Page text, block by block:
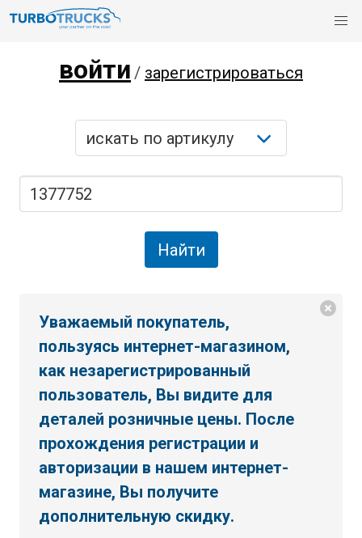
войти / зарегистрироваться
Уважаемый покупатель,
пользуясь интернет-магазином,
как незарегистрированный
пользователь, Вы видите для
деталей розничные цены. После
прохождения регистрации и
авторизации в нашем интернет-
магазине, Вы получите
дополнительную скидку.